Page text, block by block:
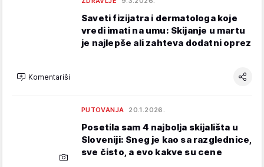
Saveti fizijatra i dermatologa koje
vredi imati na umu: Skijanje u martu
je najlepše ali zahteva dodatni oprez
Komentariši
PUTOVANJA 20.1.2026.
Posetila sam 4 najbolja skijališta u
Sloveniji: Sneg je kao sa razglednice,
sve čisto, a evo kakve su cene